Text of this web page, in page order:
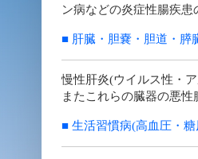
ン病などの炎症性腸疾患
■ 肝臓・胆嚢・胆道・膵
慢性肝炎(ウイルス性・
またこれらの臓器の悪性
■ 生活習慣病(高血圧・